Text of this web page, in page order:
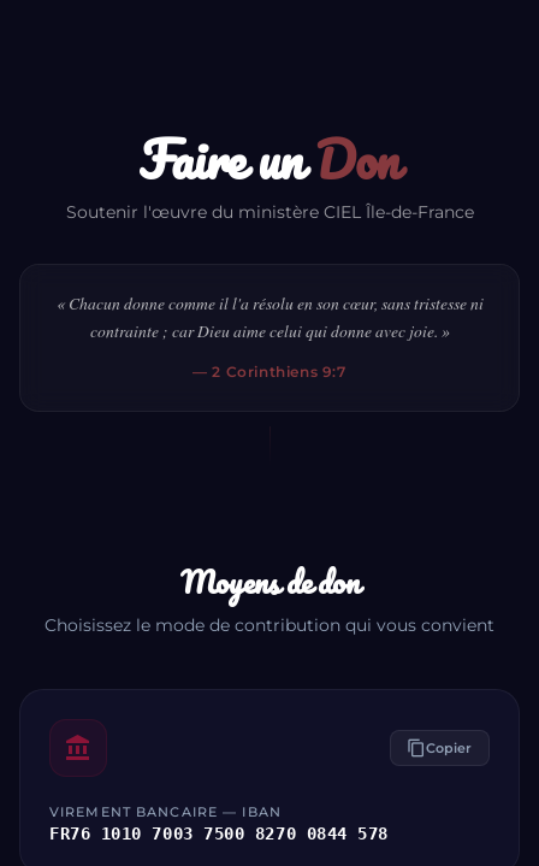
Faire unDon
Soutenir l'œuvre du ministère CIEL Île-de-France
« Chacun donne comme il l'a résolu en son cœur, sans tristesse ni
contrainte ; car Dieu aime celui qui donne avec joie. »
— 2 Corinthiens 9:7
Moyens de don
Choisissez le mode de contribution qui vous convient
account_balance content_copyCopier
VIREMENT BANCAIRE — IBAN
FR76 1010 7003 7500 8270 0844 578